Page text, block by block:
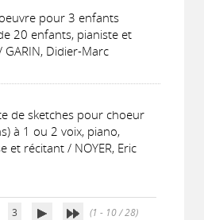
pour 3 enfants
20 enfants, pianiste et
Didier-Marc
de sketches pour choeur
à 1 ou 2 voix, piano,
et récitant / NOYER, Eric
3
(1 - 10 / 28)